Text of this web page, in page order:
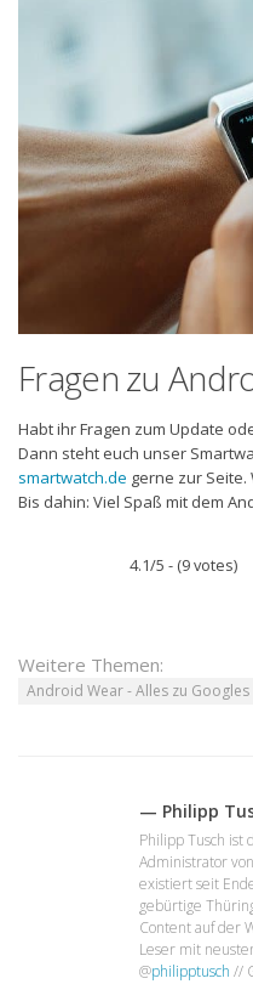
Fragen zu
Habt ihr Fragen zum Update
Dann steht euch unser
smartwatch.de gerne zur
Bis dahin: Viel Spaß mit dem
4.1/5 - (9 votes)
Weitere Themen:
Android Wear - Alles zu
— Philipp
Philipp Tusch
Administrator
existiert seit
gebürtige
Content auf der
Leser mit
@philipptusch //